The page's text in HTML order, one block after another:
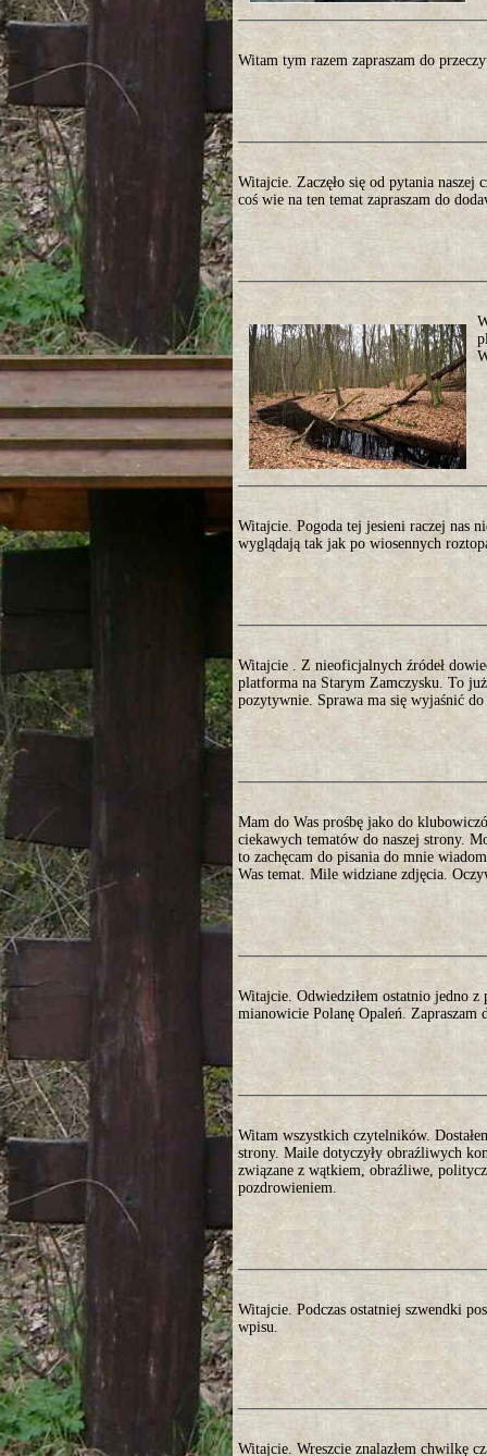
Witam tym razem zapraszam do
Witajcie. Zaczęło się od pytania naszej
coś wie na ten temat zapraszam do
Witajcie. Pogoda tej jesieni raczej nas
wyglądają tak jak po wiosennych
Witajcie . Z nieoficjalnych źródeł
platforma na Starym Zamczysku. To
pozytywnie. Sprawa ma się wyjaśnić
Mam do Was prośbę jako do
ciekawych tematów do naszej strony.
to zachęcam do pisania do mnie
Was temat. Mile widziane zdjęcia.
Witajcie. Odwiedziłem ostatnio jedno z
mianowicie Polanę Opaleń. Zapraszam
Witam wszystkich czytelników.
strony. Maile dotyczyły obraźliwych
związane z wątkiem, obraźliwe,
pozdrowieniem.
Witajcie. Podczas ostatniej szwendki
wpisu.
Witajcie. Wreszcie znalazłem chwilkę